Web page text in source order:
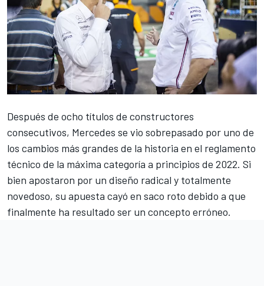
Después de ocho títulos de constructores
consecutivos, Mercedes se vio sobrepasado por uno de
los cambios más grandes de la historia en el reglamento
técnico de la máxima categoría a principios de 2022. Si
bien apostaron por un diseño radical y totalmente
novedoso, su apuesta cayó en saco roto debido a que
finalmente ha resultado ser un concepto erróneo.